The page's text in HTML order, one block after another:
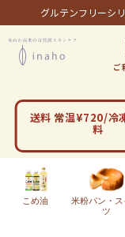
グルテンフリーシ
ご
送料 常温¥720/
料
こめ油
米粉パン・ス
ツ